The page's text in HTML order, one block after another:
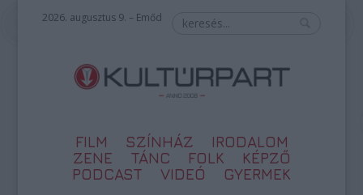
2026. augusztus 9. – Emőd
FILM SZÍNHÁZ
IRODALOM
ZENE
TÁNC FOLK
KÉPZŐ
PODCAST
VIDEÓ GYERMEK